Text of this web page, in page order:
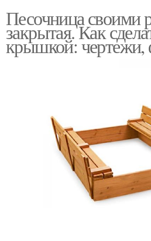
Песочница своими
закрытая. Как
крышкой: чертежи,